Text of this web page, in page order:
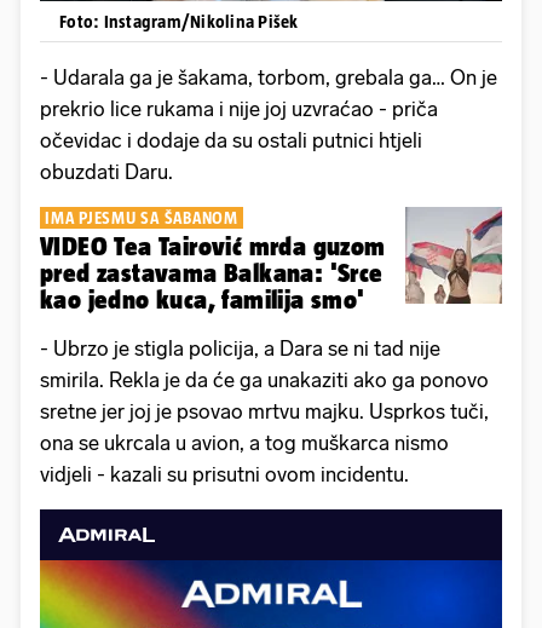
Foto: Instagram/Nikolina Pišek
- Udarala ga je šakama, torbom, grebala ga… On je
prekrio lice rukama i nije joj uzvraćao - priča
očevidac i dodaje da su ostali putnici htjeli
obuzdati Daru.
IMA PJESMU SA ŠABANOM
VIDEO Tea Tairović mrda guzom
pred zastavama Balkana: 'Srce
kao jedno kuca, familija smo'
- Ubrzo je stigla policija, a Dara se ni tad nije
smirila. Rekla je da će ga unakaziti ako ga ponovo
sretne jer joj je psovao mrtvu majku. Usprkos tuči,
ona se ukrcala u avion, a tog muškarca nismo
vidjeli - kazali su prisutni ovom incidentu.